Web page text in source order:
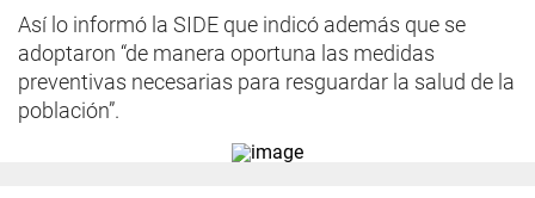
Así lo informó la SIDE que indicó además que se
adoptaron “de manera oportuna las medidas
preventivas necesarias para resguardar la salud de la
población”.